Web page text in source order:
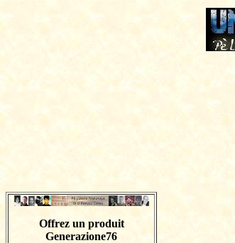
Offrez un produit
Generazione76